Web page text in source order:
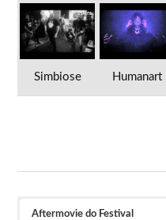
Simbiose Humanart
Aftermovie do Festival